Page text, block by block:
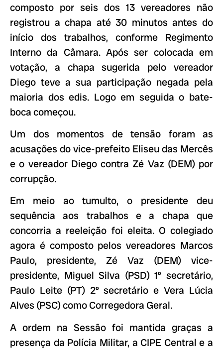
composto por seis dos 13 vereadores não
registrou a chapa até 30 minutos antes do
início dos trabalhos, conforme Regimento
Interno da Câmara. Após ser colocada em
votação, a chapa sugerida pelo vereador
Diego teve a sua participação negada pela
maioria dos edis. Logo em seguida o bate-
boca começou.
Um dos momentos de tensão foram as
acusações do vice-prefeito Eliseu das Mercês
e o vereador Diego contra Zé Vaz (DEM) por
corrupção.
Em meio ao tumulto, o presidente deu
sequência aos trabalhos e a chapa que
concorria a reeleição foi eleita. O colegiado
agora é composto pelos vereadores Marcos
Paulo, presidente, Zé Vaz (DEM) vice-
presidente, Miguel Silva (PSD) 1º secretário,
Paulo Leite (PT) 2º secretário e Vera Lúcia
Alves (PSC) como Corregedora Geral.
A ordem na Sessão foi mantida graças a
presença da Polícia Militar, a CIPE Central e a